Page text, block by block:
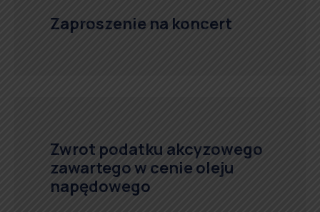
Zaproszenie na koncert
Zwrot podatku akcyzowego
zawartego w cenie oleju
napędowego